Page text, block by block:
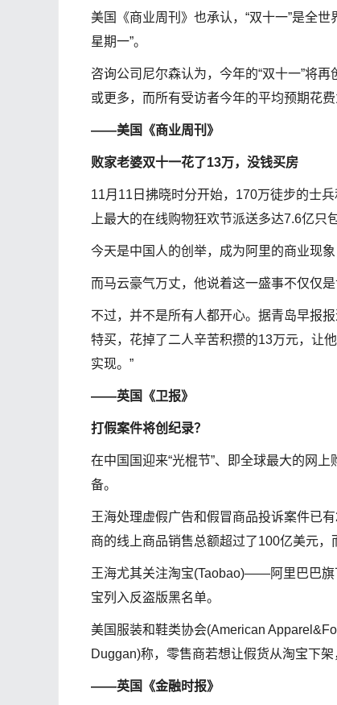
美国《商业周刊》也承认，“双十一”是全
星期一”。
咨询公司尼尔森认为，今年的“双十一”将
或更多，而所有受访者今年的平均预期花
——美国《商业周刊》
败家老婆双十一花了13万，没钱买房
11月11日拂晓时分开始，170万徒步的士
上最大的在线购物狂欢节派送多达7.6亿只
今天是中国人的创举，成为阿里的商业现
而马云豪气万丈，他说着这一盛事不仅仅
不过，并不是所有人都开心。据青岛早报
特买，花掉了二人辛苦积攒的13万元，让
实现。”
——英国《卫报》
打假案件将创纪录？
在中国国迎来“光棍节”、即全球最大的网
备。
王海处理虚假广告和假冒商品投诉案件已
商的线上商品销售总额超过了100亿美元，
王海尤其关注淘宝(Taobao)——阿里巴巴
宝列入反盗版黑名单。
美国服装和鞋类协会(American
Duggan)称，零售商若想让假货从淘宝下架
——英国《金融时报》